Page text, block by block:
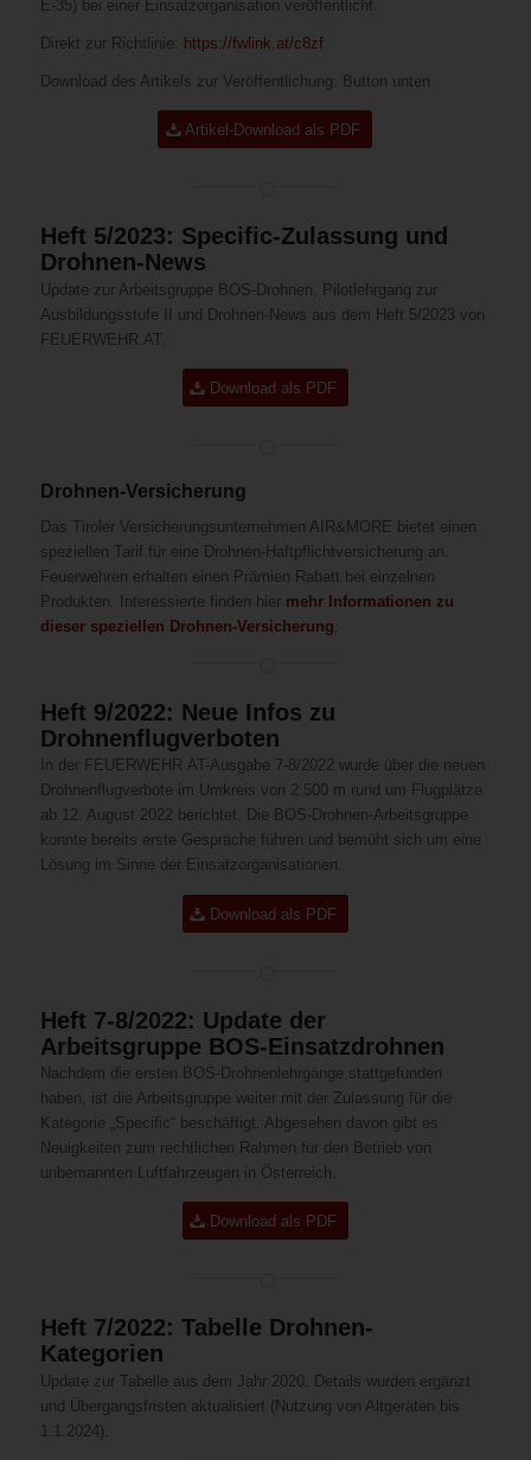
E-35) bei einer Einsatzorganisation veröffentlicht.
Direkt zur Richtlinie: https://fwlink.at/c8zf
Download des Artikels zur Veröffentlichung: Button unten
Artikel-Download als PDF
Heft 5/2023: Specific-Zulassung und
Drohnen-News
Update zur Arbeitsgruppe BOS-Drohnen, Pilotlehrgang zur
Ausbildungsstufe II und Drohnen-News aus dem Heft 5/2023 von
FEUERWEHR.AT.
Download als PDF
Drohnen-Versicherung
Das Tiroler Versicherungsunternehmen AIR&MORE bietet einen
speziellen Tarif für eine Drohnen-Haftpflichtversicherung an.
Feuerwehren erhalten einen Prämien Rabatt bei einzelnen
Produkten. Interessierte finden hier mehr Informationen zu
dieser speziellen Drohnen-Versicherung
Heft 9/2022: Neue Infos zu
Drohnenflugverboten
In der FEUERWEHR.AT-Ausgabe 7-8/2022 wurde über die neuen
Drohnenflugverbote im Umkreis von 2.500 m rund um Flugplätze
ab 12. August 2022 berichtet. Die BOS-Drohnen-Arbeitsgruppe
konnte bereits erste Gespräche führen und bemüht sich um eine
Lösung im Sinne der Einsatzorganisationen.
Download als PDF
Heft 7-8/2022: Update der
Arbeitsgruppe BOS-Einsatzdrohnen
Nachdem die ersten BOS-Drohnenlehrgänge stattgefunden
haben, ist die Arbeitsgruppe weiter mit der Zulassung für die
Kategorie „Specific“ beschäftigt. Abgesehen davon gibt es
Neuigkeiten zum rechtlichen Rahmen für den Betrieb von
unbemannten Luftfahrzeugen in Österreich.
Download als PDF
Heft 7/2022: Tabelle Drohnen-
Kategorien
Update zur Tabelle aus dem Jahr 2020. Details wurden ergänzt
und Übergangsfristen aktualisiert (Nutzung von Altgeräten bis
1.1.2024).